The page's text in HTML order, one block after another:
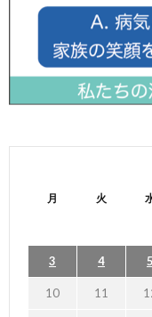
月 火
3 4 5
10 11